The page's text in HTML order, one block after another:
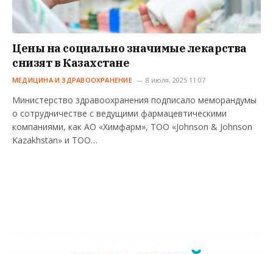
Цены на социально значимые лекарства
снизят в Казахстане
МЕДИЦИНА И ЗДРАВООХРАНЕНИЕ 8 июля, 2025 11:07
Министерство здравоохранения подписало меморандумы
о сотрудничестве с ведущими фармацевтическими
компаниями, как АО «Химфарм», ТОО «Johnson & Johnson
Kazakhstan» и ТОО…